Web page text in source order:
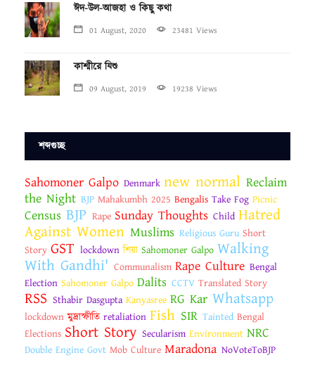
ঈদ-উল-আজহা ও কিছু কথা
01 August, 2020 23481 Views
কাশ্মীরে যিশু
09 August, 2019 19238 Views
শব্দগুচ্ছ
Sahomoner Galpo Denmark new normal Reclaim
the Night BJP Mahakumbh 2025 Bengalis Take Fog Picnic
Census BJP Rape Sunday Thoughts Child Hatred
Against Women Muslims Religious Guru Short
Story GST lockdown শিয়া Sahomoner Galpo Walking
With Gandhi' Communalism Rape Culture Bengal
Election Sahomoner Galpo Dalits CCTV Translated Story
RSS Sthabir Dasgupta Kanyasree RG Kar Whatsapp
lockdown মুদ্রাস্ফীতি retaliation Fish SIR Tainted Bengal
Elections Short Story Secularism Environment NRC
Double Engine Govt Mob Culture Maradona NoVoteToBJP